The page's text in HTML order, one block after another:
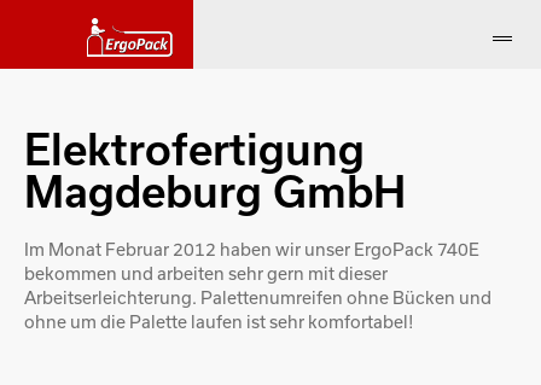
Elektrofertigung
Magdeburg GmbH
Im Monat Februar 2012 haben wir unser ErgoPack 740E
bekommen und arbeiten sehr gern mit dieser
Arbeitserleichterung. Palettenumreifen ohne Bücken und
ohne um die Palette laufen ist sehr komfortabel!